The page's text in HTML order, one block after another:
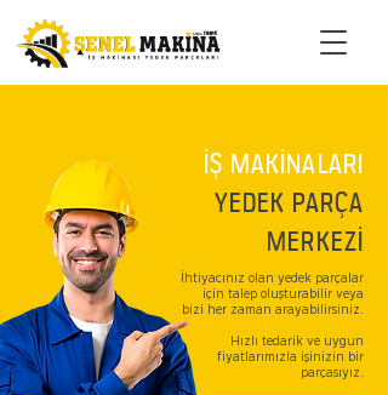
İŞ MAKİNALARI
YEDEK PARÇA
MERKEZİ
İhtiyacınız olan yedek parçalar
için talep oluşturabilir veya
bizi her zaman arayabilirsiniz.
Hızlı tedarik ve uygun
fiyatlarımızla işinizin bir
parçasıyız.